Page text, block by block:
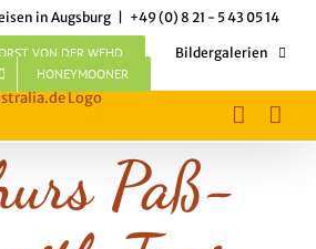
in Augsburg +49 (0) 8 21 - 5 43 05 14
VON DER WEHD
Bildergalerien
HONEYMOONER
Paß-